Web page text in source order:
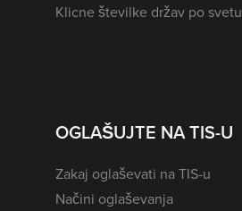
Klicne številke držav po svetu
OGLAŠUJTE NA TIS-U
Zakaj oglaševati na TIS-u
Načini oglaševanja